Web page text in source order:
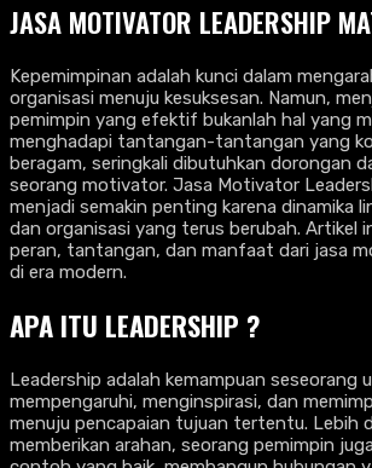
JASA MOTIVATOR LEADERSHIP
Kepemimpinan adalah kunci dalam
organisasi menuju kesuksesan. Namun,
pemimpin yang efektif bukanlah hal yang
menghadapi tantangan-tantangan yang
beragam, seringkali dibutuhkan dorongan
seorang motivator. Jasa Motivator
menjadi semakin penting karena dinamika
dan organisasi yang terus berubah. Artikel
peran, tantangan, dan manfaat dari jasa
di era modern.
APA ITU LEADERSHIP ?
Leadership adalah kemampuan seseorang
mempengaruhi, menginspirasi, dan
menuju pencapaian tujuan tertentu. Lebih
memberikan arahan, seorang pemimpin